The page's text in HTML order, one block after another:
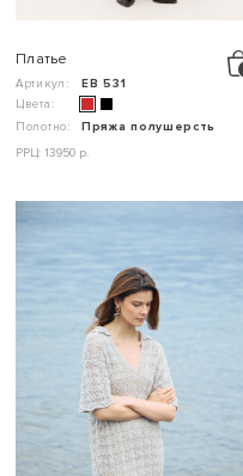
Платье
Артикул:
ЕВ 531
Цвета:
Полотно:
Пряжа полушерсть
РРЦ: 13950 р.